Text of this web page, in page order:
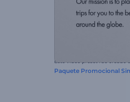
Este video preset fue creado
Paquete Promocional